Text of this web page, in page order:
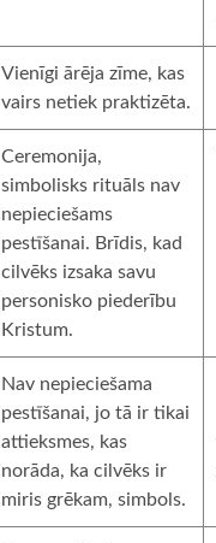
Vienīgi ārēja zīme, kas
vairs netiek praktizēta.
Ceremonija,
simbolisks rituāls nav
nepieciešams
pestīšanai. Brīdis, kad
cilvēks izsaka savu
personisko piederību
Kristum.
Nav nepieciešama
pestīšanai, jo tā ir tikai
attieksmes, kas
norāda, ka cilvēks ir
miris grēkam, simbols.